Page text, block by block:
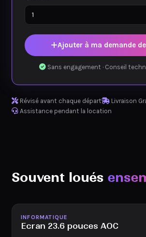
Ajouter à ma demande
Sans engagement · Conseil
Révisé avant chaque départ
Livraison
Assistance pendant la location
Souvent loués
Disponible
INFORMATIQUE
Ecran 23.6 pouces AOC